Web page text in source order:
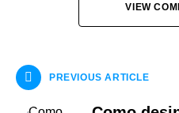
VIEW
PREVIOUS ARTICLE